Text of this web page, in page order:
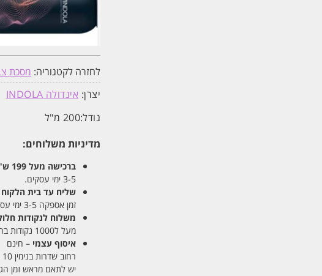
לחזרה לקטגוריה: מסכת
יצרן: אינדולה INDOLA
גודל:200 מ"ל
מדיניות משלוחים:
ברכישה מעל 199 ש"ח
3-5 ימי עסקים.
שליח עד בית הלקוח
זמן אספקה 3-5 ימי עסקים.
משלוח לנקודות
מעל ל1000 נקודות ברחבי הארץ. זמן אספקה 5-8 ימי עסקים.
איסוף עצמי – חינם
רחוב שדרות בנימין 10 נתניה/ רחוב פנקס 12 נתניה – לבחירתכם
יש לתאם מראש זמן הגעה